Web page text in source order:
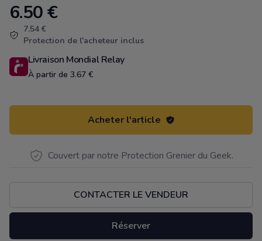
Product information
6.50€
7.54 €
Protection de l'acheteur inclus
Livraison Mondial Relay
À partir de 3.67 €
Acheter l'article
Couvert par notre Protection Grenier du Geek.
CONTACTER LE VENDEUR
Réserver